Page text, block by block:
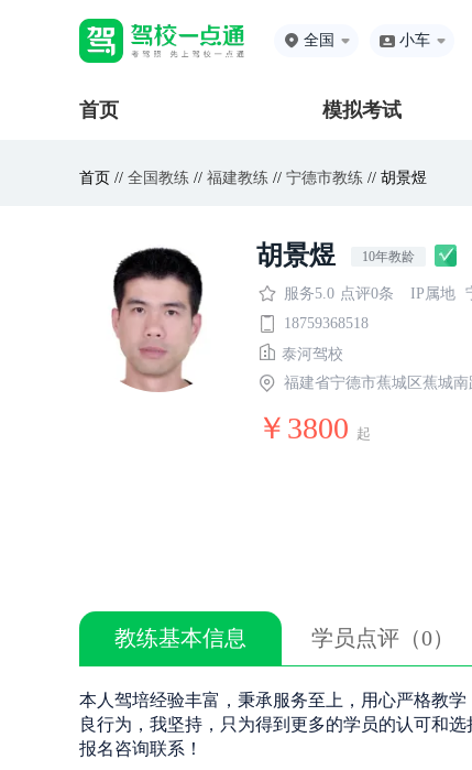
全国 小车
首页 模拟考试
首页 // 全国教练 // 福建教练 // 宁德市教练 // 胡景煜
胡景煜 10年教龄
服务5.0 点评0条 IP属地
18759368518
泰河驾校
福建省宁德市蕉城区蕉城南
￥3800 起
教练基本信息 学员点评（0）
本人驾培经验丰富，秉承服务至上，用心严格教
良行为，我坚持，只为得到更多的学员的认可和
报名咨询联系！